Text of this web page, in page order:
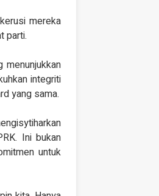
mereka
parti.
integriti
yang sama.
Ini bukan
untuk